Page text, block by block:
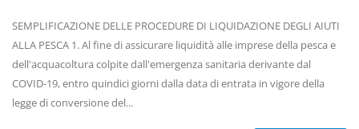
SEMPLIFICAZIONE DELLE PROCEDURE DI LIQUIDAZIONE DEGLI AIUTI
ALLA PESCA 1. Al fine di assicurare liquidità alle imprese della pesca e
dell'acquacoltura colpite dall'emergenza sanitaria derivante dal
COVID-19, entro quindici giorni dalla data di entrata in vigore della
legge di conversione del...